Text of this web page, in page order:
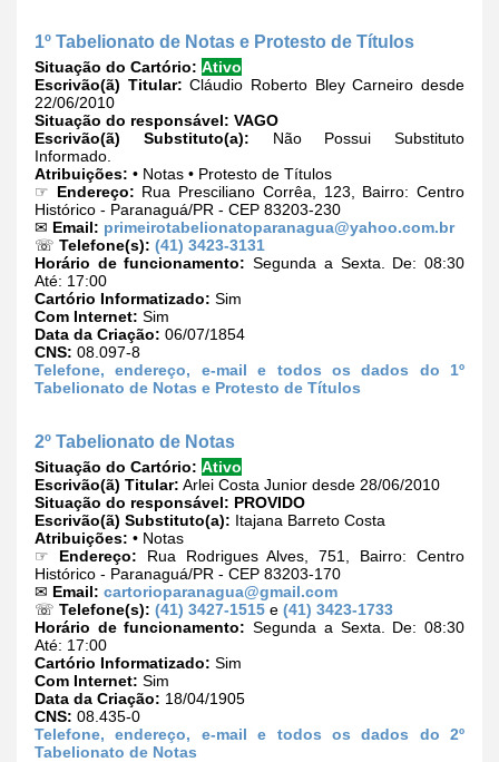
1º Tabelionato de Notas e Protesto de Títulos
Situação do Cartório: Ativo
Escrivão(ã) Titular: Cláudio Roberto Bley Carneiro desde
22/06/2010
Situação do responsável: VAGO
Escrivão(ã) Substituto(a): Não Possui Substituto
Informado.
Atribuições: • Notas • Protesto de Títulos
☞ Endereço: Rua Presciliano Corrêa, 123, Bairro: Centro
Histórico - Paranaguá/PR - CEP 83203-230
✉ Email: primeirotabelionatoparanagua@yahoo.com.br
☏ Telefone(s): (41) 3423-3131
Horário de funcionamento: Segunda a Sexta. De: 08:30
Até: 17:00
Cartório Informatizado: Sim
Com Internet: Sim
Data da Criação: 06/07/1854
CNS: 08.097-8
Telefone, endereço, e-mail e todos os dados do 1º
Tabelionato de Notas e Protesto de Títulos
2º Tabelionato de Notas
Situação do Cartório: Ativo
Escrivão(ã) Titular: Arlei Costa Junior desde 28/06/2010
Situação do responsável: PROVIDO
Escrivão(ã) Substituto(a): Itajana Barreto Costa
Atribuições: • Notas
☞ Endereço: Rua Rodrigues Alves, 751, Bairro: Centro
Histórico - Paranaguá/PR - CEP 83203-170
✉ Email: cartorioparanagua@gmail.com
☏ Telefone(s): (41) 3427-1515 e (41) 3423-1733
Horário de funcionamento: Segunda a Sexta. De: 08:30
Até: 17:00
Cartório Informatizado: Sim
Com Internet: Sim
Data da Criação: 18/04/1905
CNS: 08.435-0
Telefone, endereço, e-mail e todos os dados do 2º
Tabelionato de Notas